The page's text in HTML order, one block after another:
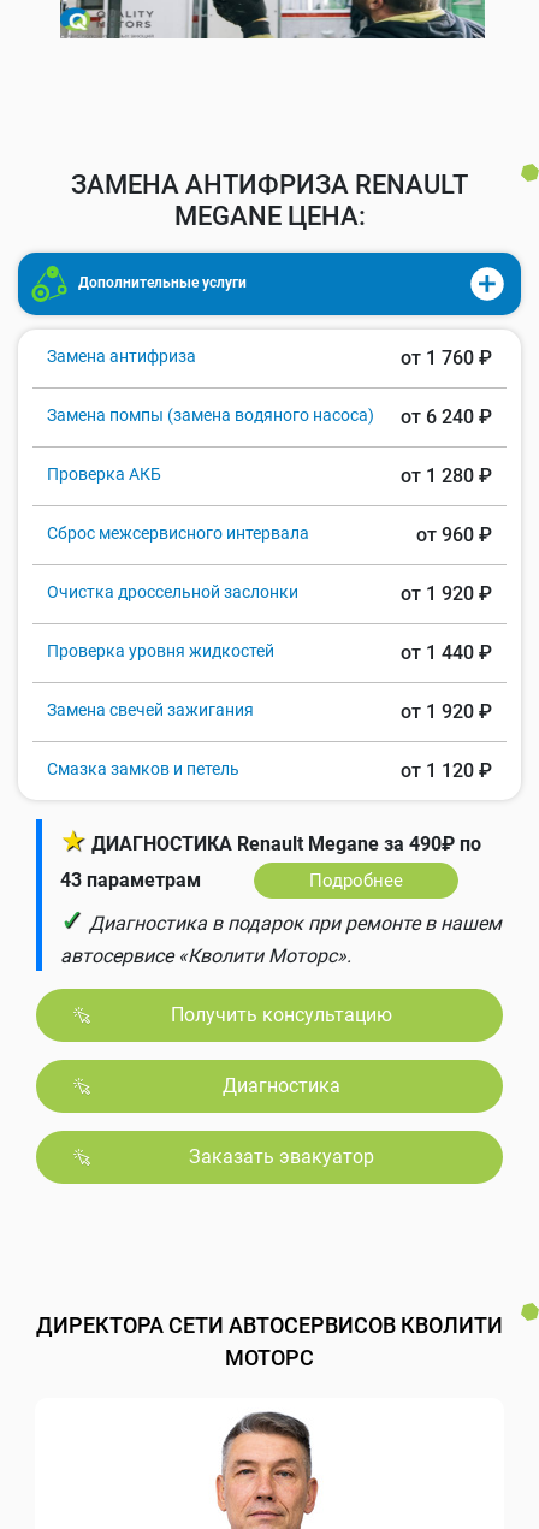
ЗАМЕНА АНТИФРИЗА RENAULT
MEGANE ЦЕНА:
Дополнительные услуги
Замена антифриза от 1 760 ₽
Замена помпы (замена водяного насоса) от 6 240 ₽
Проверка АКБ от 1 280 ₽
Сброс межсервисного интервала от 960 ₽
Очистка дроссельной заслонки от 1 920 ₽
Проверка уровня жидкостей от 1 440 ₽
Замена свечей зажигания от 1 920 ₽
Смазка замков и петель от 1 120 ₽
★ ДИАГНОСТИКА Renault Megane за 490₽ по
43 параметрам
Подробнее
✓ Диагностика в подарок при ремонте в нашем
автосервисе «Кволити Моторс».
Получить консультацию
Диагностика
Заказать эвакуатор
ДИРЕКТОРА СЕТИ АВТОСЕРВИСОВ КВОЛИТИ
МОТОРС